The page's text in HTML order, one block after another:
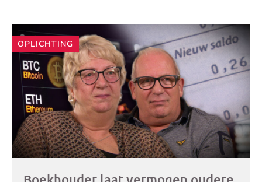
Andere
artikelen
OPLICHTING